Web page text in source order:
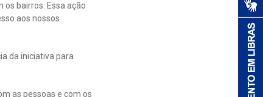
bairros. Essa ação
aos nossos
da iniciativa para
as pessoas e com os